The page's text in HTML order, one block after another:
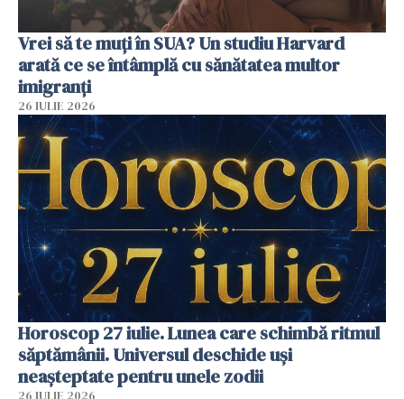
Vrei să te muți în SUA? Un studiu Harvard
arată ce se întâmplă cu sănătatea multor
imigranți
26 IULIE 2026
Horoscop 27 iulie. Lunea care schimbă ritmul
săptămânii. Universul deschide uși
neașteptate pentru unele zodii
26 IULIE 2026